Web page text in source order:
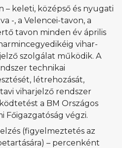
– keleti, középső és nyugati
-, a Velencei-tavon, a
tavon minden év április
vihar-
szolgálat működik. A
technikai
létrehozását,
viharjelző rendszer
a BM Országos
Főigazgatóság végzi.
(figyelmeztetés az
– percenként